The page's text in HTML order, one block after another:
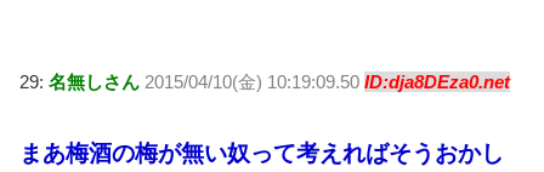
29: 名無しさん 2015/04/10(金) 10:19:09.50 ID:dja8DEza0.net
まあ梅酒の梅が無い奴って考えればそうおかし